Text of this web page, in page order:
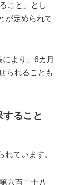
こと」とし
が定められて
より、6カ月
られることも
ること
ています。
六百二十八